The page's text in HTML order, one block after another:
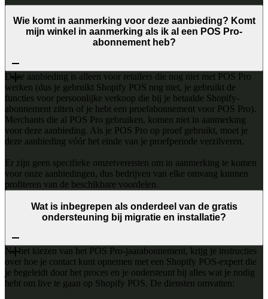
Wie komt in aanmerking voor deze aanbieding? Komt
mijn winkel in aanmerking als ik al een POS Pro-
abonnement heb?
Deze aanbieding is alleen voor retailers die nog niet met POS Pro
werken (dus je gebruikt Shopify POS nog niet, je gebruikt de
functies voor persoonlijke verkoop die bij je betaalde Shopify-
abonnement zitten of je hebt een proefabonnement voor POS Pro).
Merchants die al POS Pro gebruiken, komen niet in aanmerking
voor deze aanbieding. Als je POS Pro op proef gebruikt, moet je
deze aanbieding vóór het einde van je proefperiode verzilveren.
Er zijn geen specifieke omzetvereisten om in aanmerking te komen
voor onze aanbiedingen, dus bedrijven van elke omvang kunnen
profiteren van de beschikbare voordelen.
Wat is inbegrepen als onderdeel van de gratis
ondersteuning bij migratie en installatie?
Na het kiezen van het POS Pro-jaarabonnement, krijg je instructies
over hoe je contact kunt opnemen met een Shopify POS-expert die
je begeleidt door het proces en je ondersteunt bij alles wat je nodig
hebt om live te gaan op Shopify POS. De diensten omvatten: